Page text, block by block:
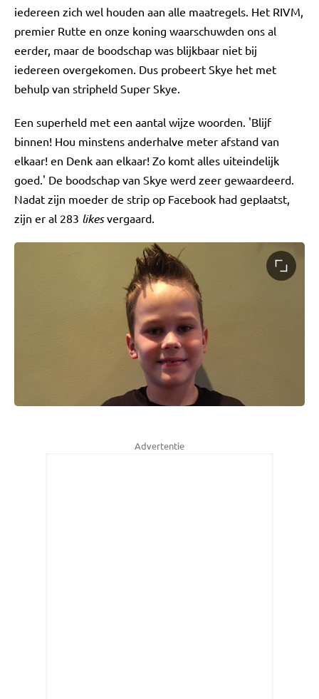
iedereen zich wel houden aan alle maatregels. Het RIVM,
premier Rutte en onze koning waarschuwden ons al
eerder, maar de boodschap was blijkbaar niet bij
iedereen overgekomen. Dus probeert Skye het met
behulp van stripheld Super Skye.
Een superheld met een aantal wijze woorden. 'Blijf
binnen! Hou minstens anderhalve meter afstand van
elkaar! en Denk aan elkaar! Zo komt alles uiteindelijk
goed.' De boodschap van Skye werd zeer gewaardeerd.
Nadat zijn moeder de strip op Facebook had geplaatst,
zijn er al 283 likesvergaard.
Advertentie